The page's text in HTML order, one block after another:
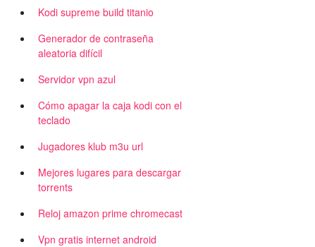
Kodi supreme build titanio
Generador de contraseña
aleatoria difícil
Servidor vpn azul
Cómo apagar la caja kodi con el
teclado
Jugadores klub m3u url
Mejores lugares para descargar
torrents
Reloj amazon prime chromecast
Vpn gratis internet android